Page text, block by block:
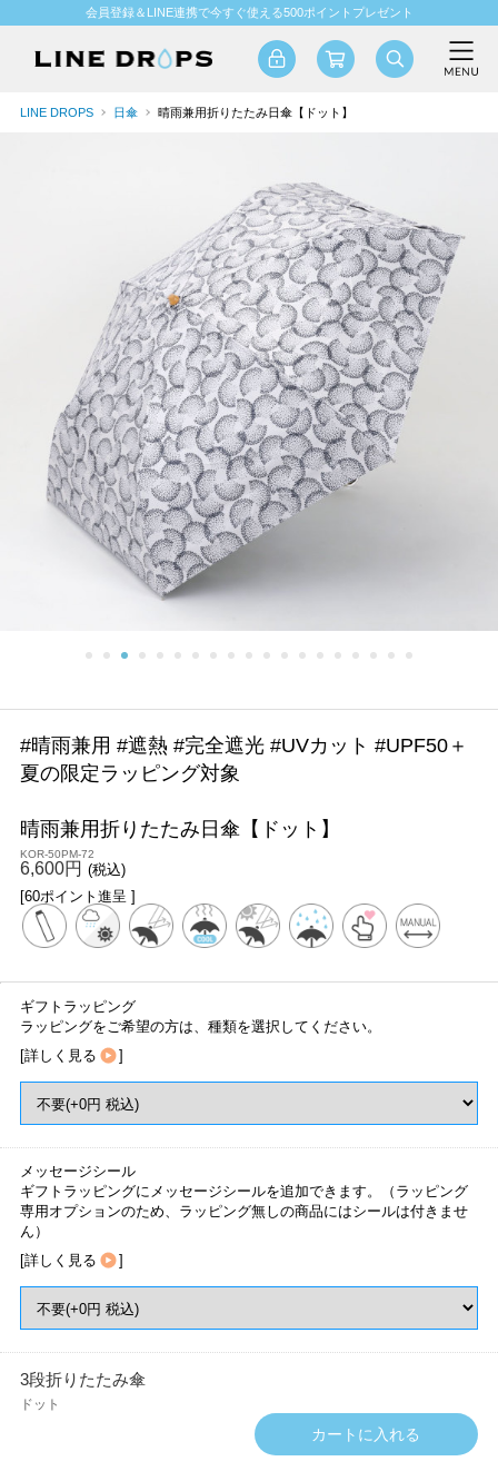
会員登録＆LINE連携で今すぐ使える500ポイントプレゼント
LINE DROPS 日傘 晴雨兼用折りたたみ日傘【ドット】
#晴雨兼用 #遮熱 #完全遮光 #UVカット #UPF50＋
夏の限定ラッピング対象
晴雨兼用折りたたみ日傘【ドット】
KOR-50PM-72
6,600円 (税込)
[60ポイント進呈 ]
ギフトラッピング
ラッピングをご希望の方は、種類を選択してください。
[詳しく見る ]
メッセージシール
ギフトラッピングにメッセージシールを追加できます。（ラッピング
専用オプションのため、ラッピング無しの商品にはシールは付きませ
ん）
[詳しく見る ]
3段折りたたみ傘
ドット